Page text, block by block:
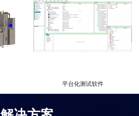
平台化测试软件